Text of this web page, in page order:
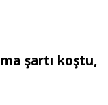
şartı koştu,